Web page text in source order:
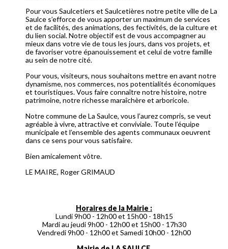
Pour vous Saulcetiers et Saulcetières notre petite ville de La
Saulce s’efforce de vous apporter un maximum de services
et de facilités, des animations, des fectivités, de la culture et
du lien social. Notre objectif est de vous accompagner au
mieux dans votre vie de tous les jours, dans vos projets, et
de favoriser votre épanouissement et celui de votre famille
au sein de notre cité.
Pour vous, visiteurs, nous souhaitons mettre en avant notre
dynamisme, nos commerces, nos potentialités économiques
et touristiques. Vous faire connaître notre histoire, notre
patrimoine, notre richesse maraîchère et arboricole.
Notre commune de La Saulce, vous l’aurez compris, se veut
agréable à vivre, attractive et conviviale. Toute l’équipe
municipale et l’ensemble des agents communaux oeuvrent
dans ce sens pour vous satisfaire.
Bien amicalement vôtre.
LE MAIRE, Roger GRIMAUD
Horaires de la Mairie :
Lundi 9h00 - 12h00 et 15h00 - 18h15
Mardi au jeudi 9h00 - 12h00 et 15h00 - 17h30
Vendredi 9h00 - 12h00 et Samedi 10h00 - 12h00